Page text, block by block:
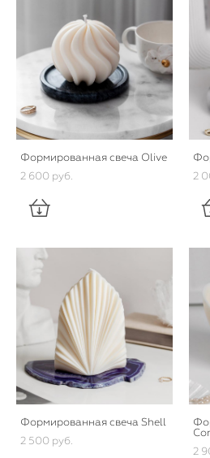
Формированная свеча Olive
2 600 pуб.
2
Формированная свеча Shell
2 500 pуб.
2